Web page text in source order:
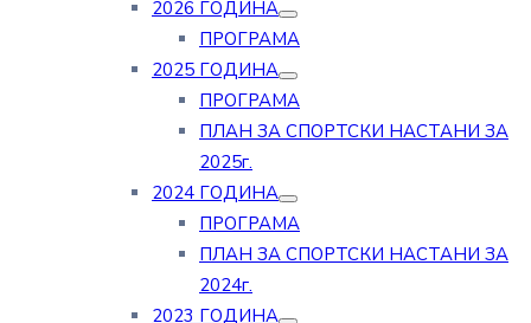
2026 ГОДИНА
ПРОГРАМА
2025 ГОДИНА
ПРОГРАМА
ПЛАН ЗА СПОРТСКИ НАСТАНИ ЗА
2025г.
2024 ГОДИНА
ПРОГРАМА
ПЛАН ЗА СПОРТСКИ НАСТАНИ ЗА
2024г.
2023 ГОДИНА